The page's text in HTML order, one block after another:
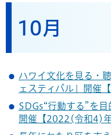
10月
ハワイ文化を見る・
ェスティバル」開催
SDGs“行動する”を
開催【2022(令和4)